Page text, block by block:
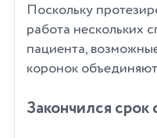
Поскольку
работа нескольких
пациента,
коронок
Закончился